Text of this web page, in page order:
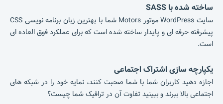
ساخته شده با SASS
سایت WordPress موتور Motors شما با بهترین زبان برنامه نویسی CSS
پیشرفته حرفه ای و پایدار ساخته شده است که برای عملکرد فوق العاده ای
است.
یکپارچه سازی اشتراک اجتماعی
اجازه دهید کاربران شما با شما صحبت کنند، نمایه خود را در شبکه های
اجتماعی بالا ببرند و ببینید تفاوت آن در ترافیک شما چیست؟